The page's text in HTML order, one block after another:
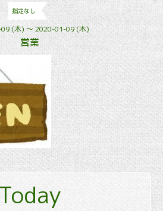
指定なし
(木) ～ 2020-01-09 (木)
営業
Today